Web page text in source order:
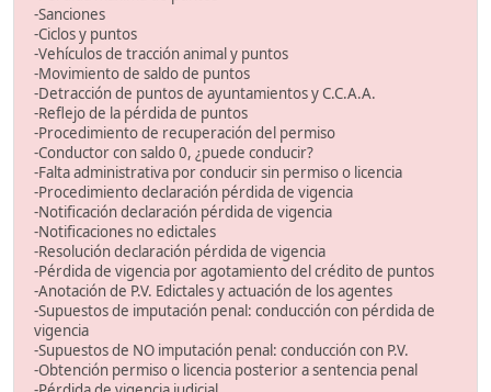
-Sanciones
-Ciclos y puntos
-Vehículos de tracción animal y puntos
-Movimiento de saldo de puntos
-Detracción de puntos de ayuntamientos y C.C.A.A.
-Reflejo de la pérdida de puntos
-Procedimiento de recuperación del permiso
-Conductor con saldo 0, ¿puede conducir?
-Falta administrativa por conducir sin permiso o licencia
-Procedimiento declaración pérdida de vigencia
-Notificación declaración pérdida de vigencia
-Notificaciones no edictales
-Resolución declaración pérdida de vigencia
-Pérdida de vigencia por agotamiento del crédito de puntos
-Anotación de P.V. Edictales y actuación de los agentes
-Supuestos de imputación penal: conducción con pérdida de
vigencia
-Supuestos de NO imputación penal: conducción con P.V.
-Obtención permiso o licencia posterior a sentencia penal